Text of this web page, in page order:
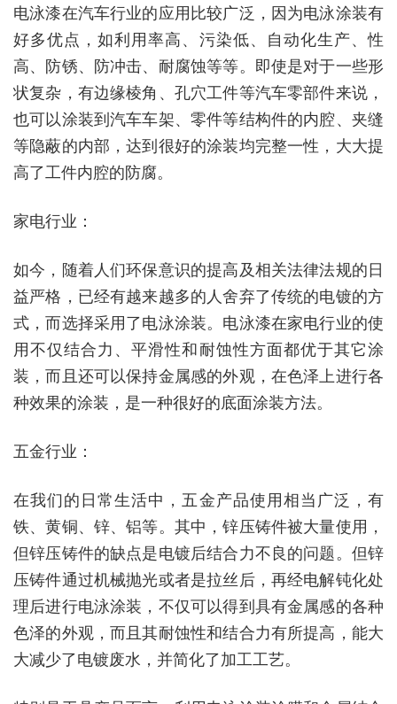
电泳漆在汽车行业的应用比较广泛，因为电泳涂装有
好多优点，如利用率高、污染低、自动化生产、性
高、防锈、防冲击、耐腐蚀等等。即使是对于一些形
状复杂，有边缘棱角、孔穴工件等汽车零部件来说，
也可以涂装到汽车车架、零件等结构件的内腔、夹缝
等隐蔽的内部，达到很好的涂装均完整一性，大大提
高了工件内腔的防腐。
家电行业：
如今，随着人们环保意识的提高及相关法律法规的日
益严格，已经有越来越多的人舍弃了传统的电镀的方
式，而选择采用了电泳涂装。电泳漆在家电行业的使
用不仅结合力、平滑性和耐蚀性方面都优于其它涂
装，而且还可以保持金属感的外观，在色泽上进行各
种效果的涂装，是一种很好的底面涂装方法。
五金行业：
在我们的日常生活中，五金产品使用相当广泛，有
铁、黄铜、锌、铝等。其中，锌压铸件被大量使用，
但锌压铸件的缺点是电镀后结合力不良的问题。但锌
压铸件通过机械抛光或者是拉丝后，再经电解钝化处
理后进行电泳涂装，不仅可以得到具有金属感的各种
色泽的外观，而且其耐蚀性和结合力有所提高，能大
大减少了电镀废水，并简化了加工工艺。